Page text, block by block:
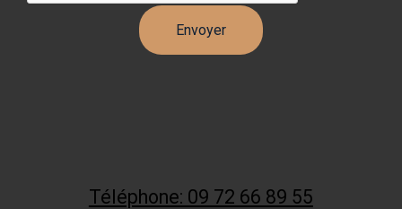
Téléphone: 09 72 66 89 55